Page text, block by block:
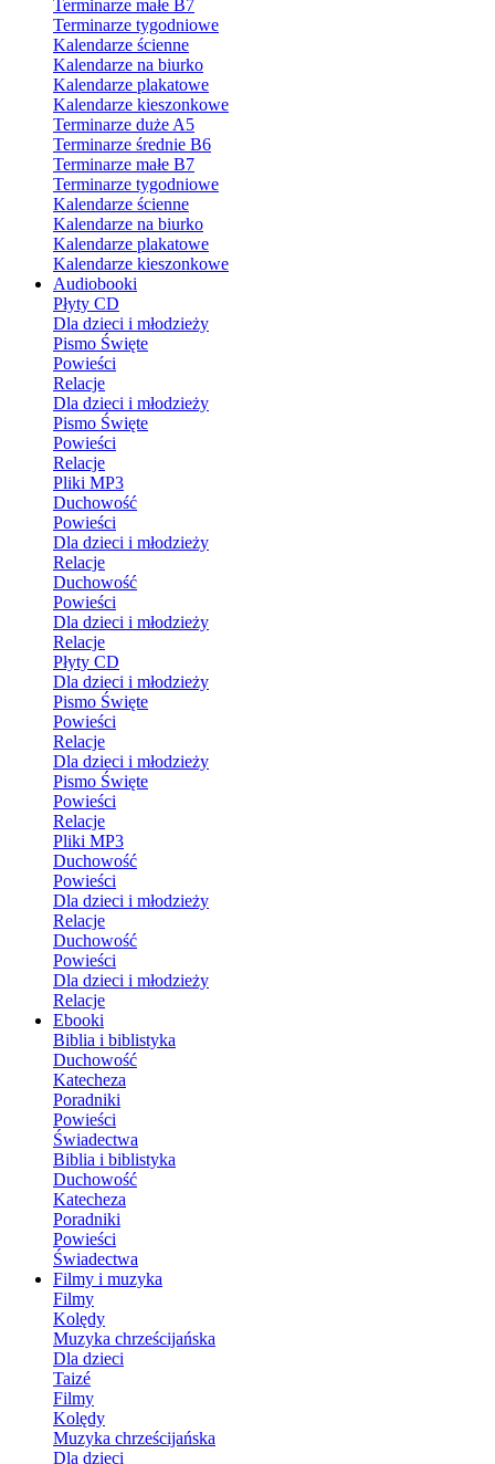
Terminarze małe B7
Terminarze tygodniowe
Kalendarze ścienne
Kalendarze na biurko
Kalendarze plakatowe
Kalendarze kieszonkowe
Terminarze duże A5
Terminarze średnie B6
Terminarze małe B7
Terminarze tygodniowe
Kalendarze ścienne
Kalendarze na biurko
Kalendarze plakatowe
Kalendarze kieszonkowe
Audiobooki
Płyty CD
Dla dzieci i młodzieży
Pismo Święte
Powieści
Relacje
Dla dzieci i młodzieży
Pismo Święte
Powieści
Relacje
Pliki MP3
Duchowość
Powieści
Dla dzieci i młodzieży
Relacje
Duchowość
Powieści
Dla dzieci i młodzieży
Relacje
Płyty CD
Dla dzieci i młodzieży
Pismo Święte
Powieści
Relacje
Dla dzieci i młodzieży
Pismo Święte
Powieści
Relacje
Pliki MP3
Duchowość
Powieści
Dla dzieci i młodzieży
Relacje
Duchowość
Powieści
Dla dzieci i młodzieży
Relacje
Ebooki
Biblia i biblistyka
Duchowość
Katecheza
Poradniki
Powieści
Świadectwa
Biblia i biblistyka
Duchowość
Katecheza
Poradniki
Powieści
Świadectwa
Filmy i muzyka
Filmy
Kolędy
Muzyka chrześcijańska
Dla dzieci
Taizé
Filmy
Kolędy
Muzyka chrześcijańska
Dla dzieci